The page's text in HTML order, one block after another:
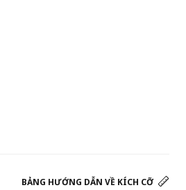
từ
BẢNG HƯỚNG DẪN VỀ KÍCH CỠ